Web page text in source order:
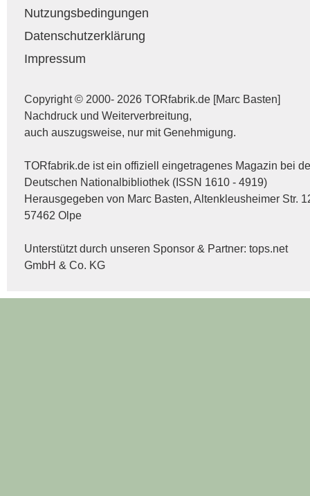
Nutzungsbedingungen
Datenschutzerklärung
Impressum
Copyright © 2000- 2026 TORfabrik.de [Marc Basten]
Nachdruck und Weiterverbreitung,
auch auszugsweise, nur mit Genehmigung.
TORfabrik.de ist ein offiziell eingetragenes Magazin bei
Deutschen Nationalbibliothek (ISSN 1610 - 4919)
Herausgegeben von Marc Basten, Altenkleusheimer Str.
57462 Olpe
Unterstützt durch unseren Sponsor & Partner: tops.net
GmbH & Co. KG